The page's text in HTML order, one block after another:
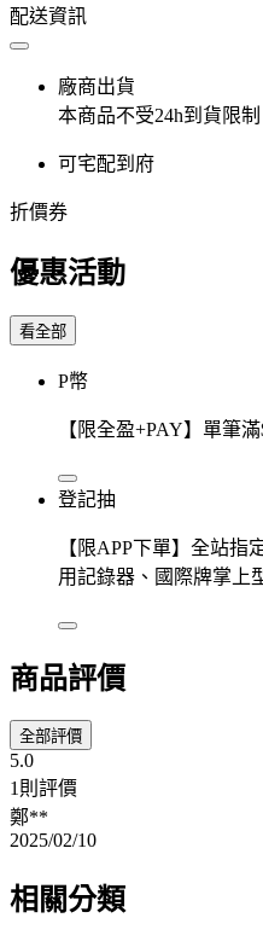
配送資訊
廠商出貨
本商品不受24h到貨限制
可宅配到府
折價券
優惠活動
看全部
P幣
【限全盈+PAY】單筆
登記抽
【限APP下單】全站指
用記錄器、國際牌掌上
商品評價
全部評價
5.0
1則評價
鄭**
2025/02/10
相關分類